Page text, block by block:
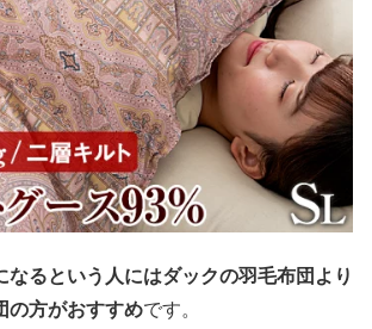
なるという人にはダックの羽毛布団より
の方がおすすめです。